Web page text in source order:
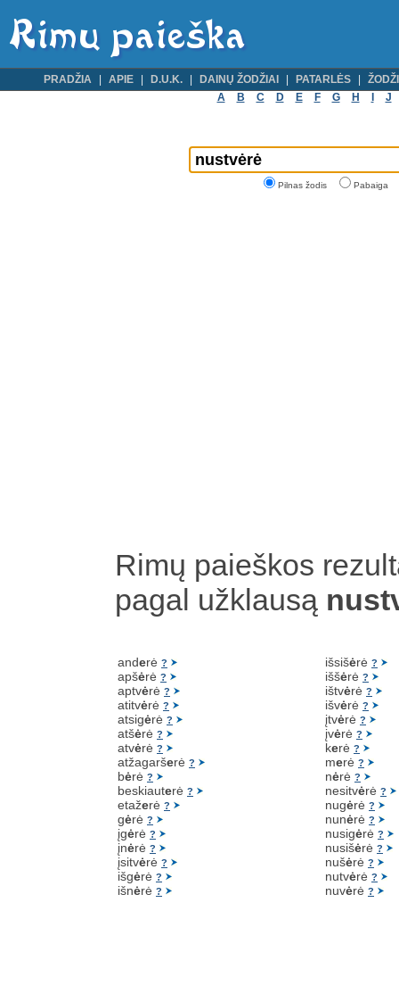
PRADŽIA APIE D.U.K. DAINŲ ŽODŽIAI PATARLĖS
A
B C D E F G H J
Pilnas žodis Pabaiga
Rimų paieškos
pagal užklausą
anderė ?
apšėrė ?
aptvėrė ?
atitvėrė ?
atsigėrė ?
atšėrė ?
atvėrė ?
atžagaršerė ?
bėrė ?
beskiauterė ?
etažerė ?
gėrė ?
įgėrė ?
įnėrė ?
įsitvėrė ?
išgėrė ?
išnėrė ?
išsišėrė ?
iššėrė ?
ištvėrė ?
išvėrė ?
įtvėrė ?
įvėrė ?
kerė ?
merė ?
nėrė ?
nesitvėrė ?
nugėrė ?
nunėrė ?
nusigėrė ?
nusišėrė ?
nušėrė ?
nutvėrė ?
nuvėrė ?